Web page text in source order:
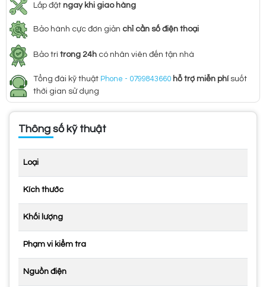
Lắp đặt ngay khi giao hàng
Bảo hành cực đơn giản chỉ cần số điện thoại
Bảo trì trong 24h có nhân viên đến tận nhà
Tổng đài kỹ thuật Phone - 0799843660 hỗ trợ miễn phísuốt
thời gian sử dụng
Thông số kỹ thuật
Loại
Kích thước
Khối lượng
Phạm vi kiểm tra
Nguồn điện